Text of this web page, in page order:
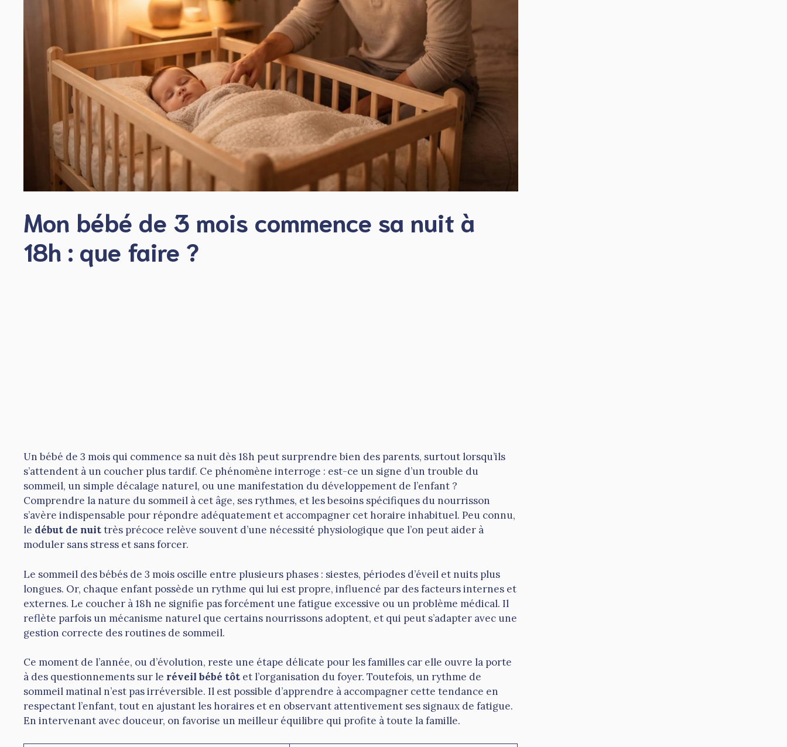
Mon bébé de 3 mois commence sa nuit à
18h : que faire ?
Un bébé de 3 mois qui commence sa nuit dès 18h peut surprendre bien des parents, surtout lorsqu’ils
s’attendent à un coucher plus tardif. Ce phénomène interroge : est-ce un signe d’un trouble du
sommeil, un simple décalage naturel, ou une manifestation du développement de l’enfant ?
Comprendre la nature du sommeil à cet âge, ses rythmes, et les besoins spécifiques du nourrisson
s’avère indispensable pour répondre adéquatement et accompagner cet horaire inhabituel. Peu connu,
le début de nuittrès précoce relève souvent d’une nécessité physiologique que l’on peut aider à
moduler sans stress et sans forcer.
Le sommeil des bébés de 3 mois oscille entre plusieurs phases : siestes, périodes d’éveil et nuits plus
longues. Or, chaque enfant possède un rythme qui lui est propre, influencé par des facteurs internes et
externes. Le coucher à 18h ne signifie pas forcément une fatigue excessive ou un problème médical. Il
reflète parfois un mécanisme naturel que certains nourrissons adoptent, et qui peut s’adapter avec une
gestion correcte des routines de sommeil.
Ce moment de l’année, ou d’évolution, reste une étape délicate pour les familles car elle ouvre la porte
à des questionnements sur le réveil bébé tôt et l’organisation du foyer. Toutefois, un rythme de
sommeil matinal n’est pas irréversible. Il est possible d’apprendre à accompagner cette tendance en
respectant l’enfant, tout en ajustant les horaires et en observant attentivement ses signaux de fatigue.
En intervenant avec douceur, on favorise un meilleur équilibre qui profite à toute la famille.